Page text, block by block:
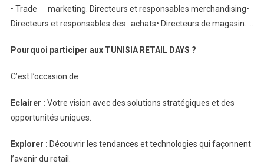
• Trade marketing. Directeurs et responsables merchandising•
Directeurs et responsables des achats• Directeurs de magasin…..
Pourquoi participer aux TUNISIA RETAIL DAYS ?
C’est l’occasion de :
Eclairer : Votre vision avec des solutions stratégiques et des
opportunités uniques.
Explorer : Découvrir les tendances et technologies qui façonnent
l’avenir du retail.